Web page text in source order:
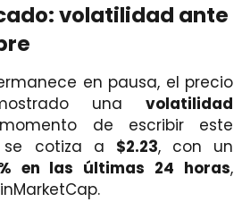
volatilidad ante
en pausa, el precio
una volatilidad
de escribir este
se cotiza a $2.23, con un
en las últimas 24 horas,